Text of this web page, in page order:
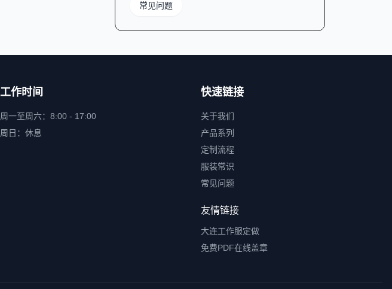
常见问题
工作时间
周一至周六：8:00 - 17:00
周日：休息
快速链接
关于我们
产品系列
定制流程
服装常识
常见问题
友情链接
大连工作服定做
免费PDF在线盖章